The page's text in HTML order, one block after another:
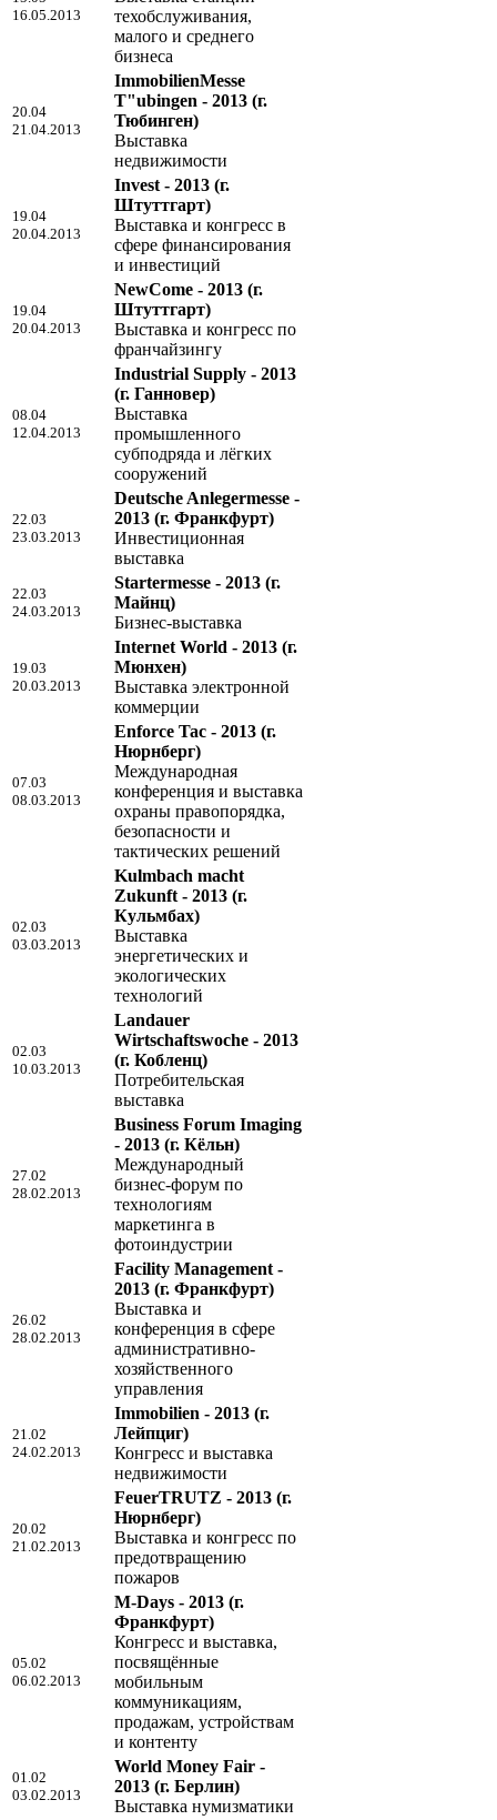
16.05.2013
техобслуживания,
малого и среднего
бизнеса
20.04
21.04.2013
ImmobilienMesse
T"ubingen - 2013 (г.
Тюбинген)
Bыставка
недвижимости
19.04
20.04.2013
Invest - 2013 (г.
Штуттгарт)
Выставка и конгресс в
сфере финансирования
и инвестиций
19.04
20.04.2013
NewCome - 2013 (г.
Штуттгарт)
Выставка и конгресс по
франчайзингу
08.04
12.04.2013
Industrial Supply - 2013
(г. Ганновер)
Выставка
промышленного
субподряда и лёгких
сооружений
22.03
23.03.2013
Deutsche Anlegermesse -
2013 (г. Франкфурт)
Инвестиционная
выставка
22.03
24.03.2013
Startermesse - 2013 (г.
Майнц)
Бизнес-выставка
19.03
20.03.2013
Internet World - 2013 (г.
Мюнхен)
Выставка электронной
коммерции
07.03
08.03.2013
Enforce Tac - 2013 (г.
Нюрнберг)
Международная
конференция и выставка
охраны правопорядка,
безопасности и
тактических решений
02.03
03.03.2013
Kulmbach macht
Zukunft - 2013 (г.
Кульмбах)
Выставка
энергетических и
экологических
технологий
02.03
10.03.2013
Landauer
Wirtschaftswoche - 2013
(г. Кобленц)
Потребительская
выставка
27.02
28.02.2013
Business Forum Imaging
- 2013 (г. Кёльн)
Международный
бизнес-форум по
технологиям
маркетинга в
фотоиндустрии
26.02
28.02.2013
Facility Management -
2013 (г. Франкфурт)
Выставка и
конференция в сфере
административно-
хозяйственного
управления
21.02
24.02.2013
Immobilien - 2013 (г.
Лейпциг)
Конгресс и выставка
недвижимости
20.02
21.02.2013
FeuerTRUTZ - 2013 (г.
Нюрнберг)
Выставка и конгресс по
предотвращению
пожаров
05.02
06.02.2013
M-Days - 2013 (г.
Франкфурт)
Конгресс и выставка,
посвящённые
мобильным
коммуникациям,
продажам, устройствам
и контенту
01.02
03.02.2013
World Money Fair -
2013 (г. Берлин)
Выставка нумизматики